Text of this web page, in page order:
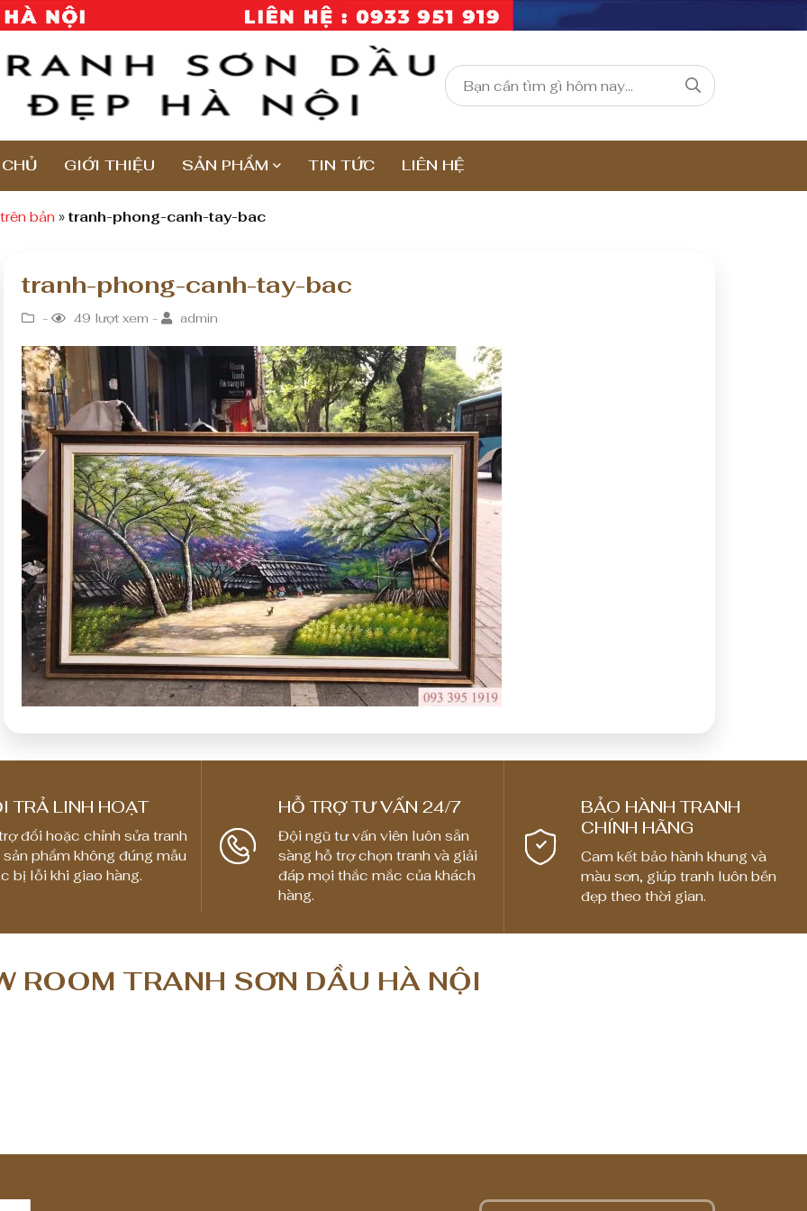
GIỚI THIỆU SẢN PHẨM TIN TỨC LIÊN HỆ
bản »tranh-phong-canh-tay-bac
tranh-phong-canh-tay-bac
- 49 lượt xem - admin
TRẢ LINH HOẠT
đổi hoặc chỉnh sửa tranh
sản phẩm không đúng mẫu
bị lỗi khi giao hàng.
HỖ TRỢ TƯ VẤN 24/7
Đội ngũ tư vấn viên luôn sẵn
sàng hỗ trợ chọn tranh và giải
đáp mọi thắc mắc của khách
hàng.
BẢO HÀNH TRANH
CHÍNH HÃNG
Cam kết bảo hành khung và
màu sơn, giúp tranh luôn bền
đẹp theo thời gian.
ROOM TRANH SƠN DẦU HÀ NỘI